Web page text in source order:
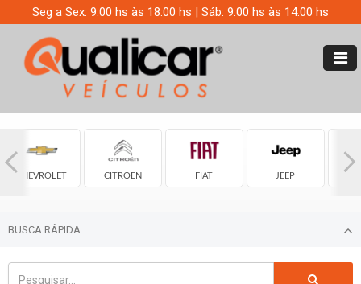
Seg a Sex: 9:00 hs às 18:00 hs | Sáb: 9:00 hs às 14:00 hs
CHEVROLET CITROEN FIAT JEEP
BUSCA RÁPIDA